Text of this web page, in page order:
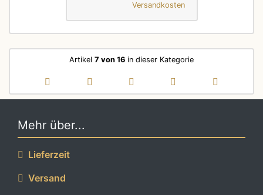
Versandkosten
Artikel 7 von 16 in dieser Kategorie
Mehr über...
Lieferzeit
Versand